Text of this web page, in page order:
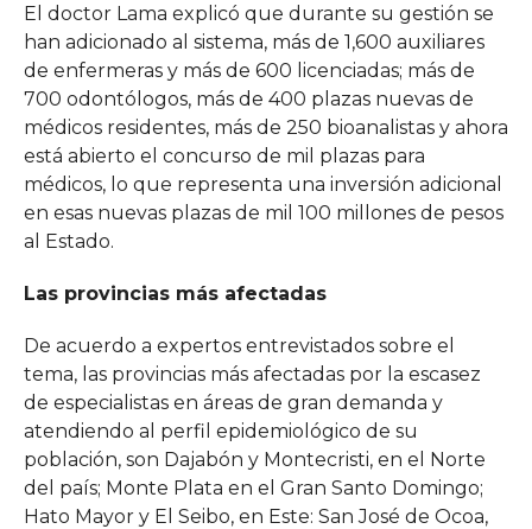
El doctor Lama explicó que durante su gestión se
han adicionado al sistema, más de 1,600 auxiliares
de enfermeras y más de 600 licenciadas; más de
700 odontólogos, más de 400 plazas nuevas de
médicos residentes, más de 250 bioanalistas y ahora
está abierto el concurso de mil plazas para
médicos, lo que representa una inversión adicional
en esas nuevas plazas de mil 100 millones de pesos
al Estado.
Las provincias más afectadas
De acuerdo a expertos entrevistados sobre el
tema, las provincias más afectadas por la escasez
de especialistas en áreas de gran demanda y
atendiendo al perfil epidemiológico de su
población, son Dajabón y Montecristi, en el Norte
del país; Monte Plata en el Gran Santo Domingo;
Hato Mayor y El Seibo, en Este: San José de Ocoa,